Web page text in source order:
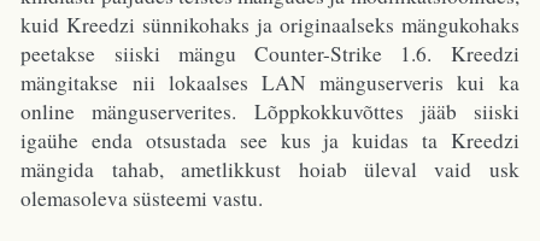
kuid Kreedzi sünnikohaks ja originaalseks mängukohaks
peetakse siiski mängu Counter-Strike 1.6. Kreedzi
mängitakse nii lokaalses LAN mänguserveris kui ka
online mänguserverites. Lõppkokkuvõttes jääb siiski
igaühe enda otsustada see kus ja kuidas ta Kreedzi
mängida tahab, ametlikkust hoiab üleval vaid usk
olemasoleva süsteemi vastu.